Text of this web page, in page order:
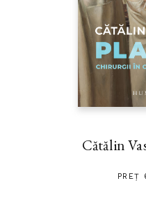
Cătălin
PREȚ